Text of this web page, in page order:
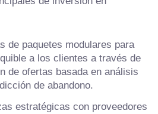
de paquetes modulares para
a los clientes a través de
de ofertas basada en análisis
de abandono.
estratégicas con proveedores